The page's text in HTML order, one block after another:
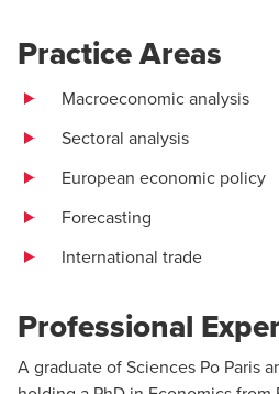
Practice Areas
Macroeconomic analysis
Sectoral analysis
European economic policy
Forecasting
International trade
Professional
A graduate of Sciences Po Paris